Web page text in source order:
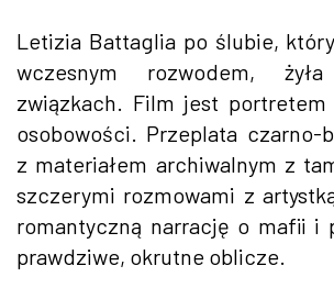
Letizia Battaglia po ślubie,
wczesnym rozwodem,
związkach. Film jest
osobowości. Przeplata czarno-
z materiałem archiwalnym z
szczerymi rozmowami z
romantyczną narrację o mafii i
prawdziwe, okrutne oblicze.